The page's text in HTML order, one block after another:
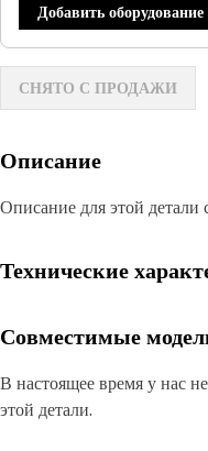
Добавить оборудование
СНЯТО С ПРОДАЖИ
Описание
Описание для этой детали
Технические
Совместимые
В настоящее время у нас
этой детали.